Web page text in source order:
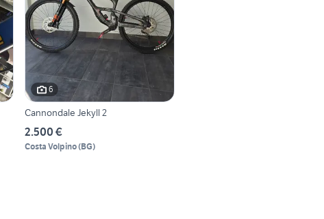
6
Cannondale Jekyll 2
2.500 €
Costa Volpino(BG)